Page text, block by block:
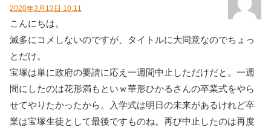
2020年3月13日 10:11
こんにちは。
滅多にコメしないのですが、タイトルに大同意なのでちょっ
とだけ。
宝塚は単に政府の要請に応え一週間中止しただけだと。一週
間にしたのは花形満もといｗ華形ひかるさんの卒業式をやら
せてやりたかったから。入学式は明日の未来があるけれど卒
業は宝塚生徒として最後ですものね。再び中止したのは再度